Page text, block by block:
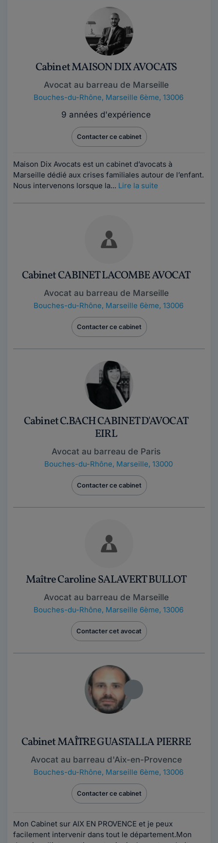
Cabinet MAISON DIX AVOCATS
Avocat au barreau de Marseille
Bouches-du-Rhône, Marseille 6ème, 13006
9 années d'expérience
Contacter ce cabinet
Maison Dix Avocats est un cabinet d’avocats à
Marseille dédié aux crises familiales autour de l’enfant.
Nous intervenons lorsque la... Lire la suite
Cabinet CABINET LACOMBE AVOCAT
Avocat au barreau de Marseille
Bouches-du-Rhône, Marseille 6ème, 13006
Contacter ce cabinet
Cabinet C.BACH CABINET D'AVOCAT
EIRL
Avocat au barreau de Paris
Bouches-du-Rhône, Marseille, 13000
Contacter ce cabinet
Maître Caroline SALAVERT BULLOT
Avocat au barreau de Marseille
Bouches-du-Rhône, Marseille 6ème, 13006
Contacter cet avocat
Cabinet MAÎTRE GUASTALLA PIERRE
Avocat au barreau d'Aix-en-Provence
Bouches-du-Rhône, Marseille 6ème, 13006
Contacter ce cabinet
Mon Cabinet sur AIX EN PROVENCE et je peux
facilement intervenir dans tout le département.Mon